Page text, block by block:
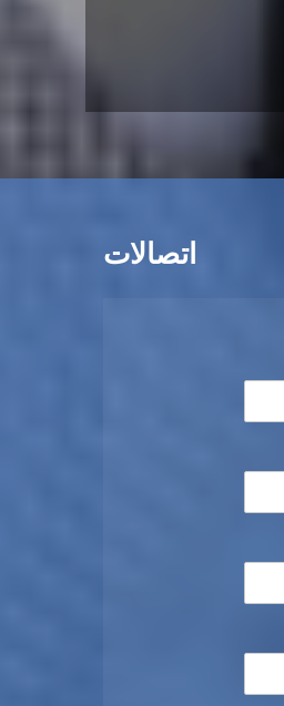
اتصالات